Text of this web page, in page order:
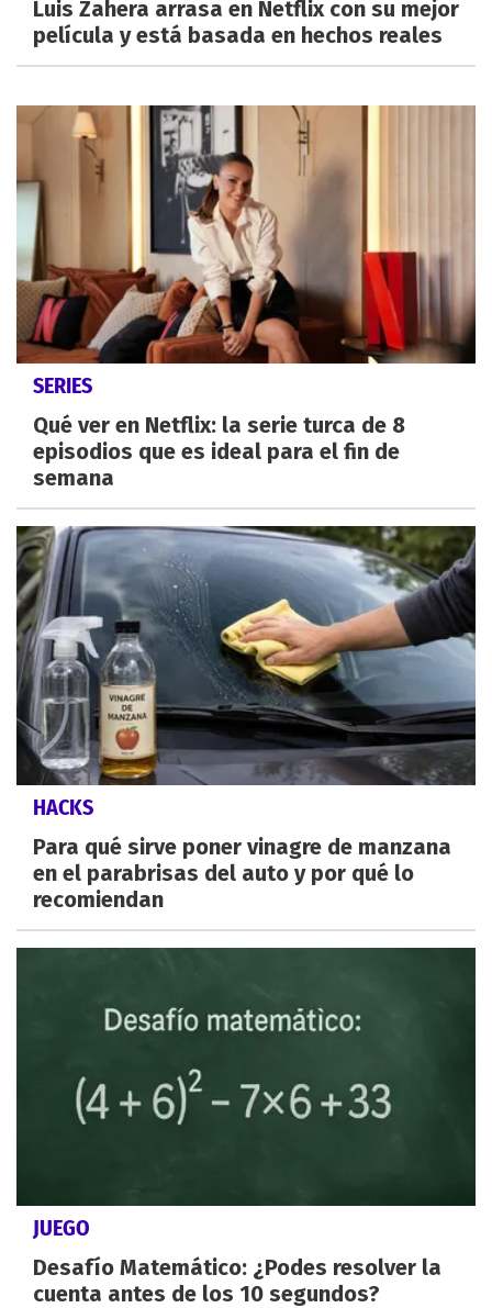
Luis Zahera arrasa en Netflix con su mejor
película y está basada en hechos reales
SERIES
Qué ver en Netflix: la serie turca de 8
episodios que es ideal para el fin de
semana
HACKS
Para qué sirve poner vinagre de manzana
en el parabrisas del auto y por qué lo
recomiendan
JUEGO
Desafío Matemático: ¿Podes resolver la
cuenta antes de los 10 segundos?